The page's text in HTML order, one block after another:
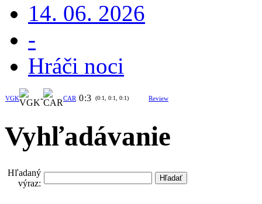
14. 06. 2026
-
Hráči noci
VGK - CAR 0:3 (0:1, 0:1, 0:1) Review
Vyhľadávanie
Hľadaný
výraz: